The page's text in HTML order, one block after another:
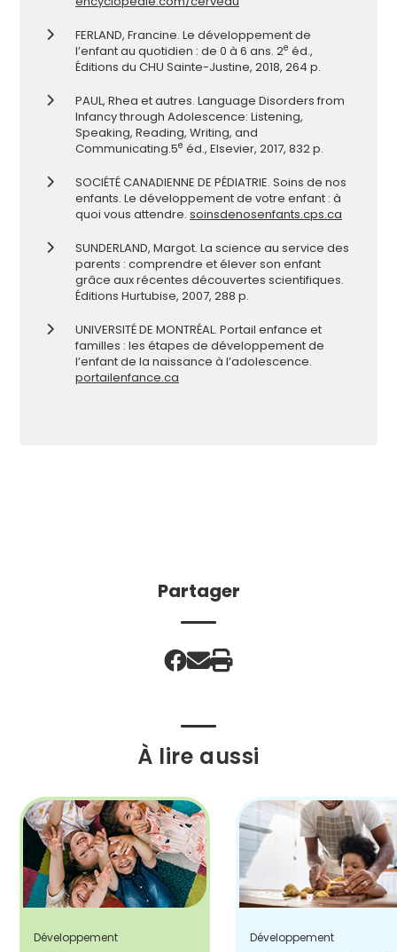
FERLAND, Francine. Le développement de
l’enfant au quotidien : de 0 à 6 ans. 2e éd.,
Éditions du CHU Sainte-Justine, 2018, 264 p.
PAUL, Rhea et autres. Language Disorders from
Infancy through Adolescence: Listening,
Speaking, Reading, Writing, and
Communicating.5e éd., Elsevier, 2017, 832 p.
SOCIÉTÉ CANADIENNE DE PÉDIATRIE. Soins de nos
enfants. Le développement de votre enfant : à
quoi vous attendre. soinsdenosenfants.cps.ca
SUNDERLAND, Margot. La science au service des
parents : comprendre et élever son enfant
grâce aux récentes découvertes scientifiques.
Éditions Hurtubise, 2007, 288 p.
UNIVERSITÉ DE MONTRÉAL. Portail enfance et
familles : les étapes de développement de
l’enfant de la naissance à l’adolescence.
portailenfance.ca
Partager
À lire aussi
Développement Développement